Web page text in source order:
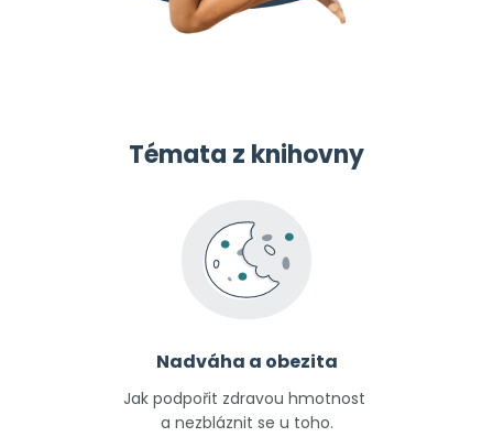
Témata z knihovny
Nadváha a obezita
Jak podpořit zdravou hmotnost
a nezbláznit se u toho.